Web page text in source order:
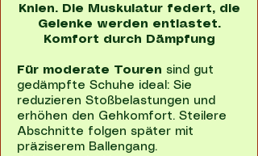
Knien. Die Muskulatur federt, die
Gelenke werden entlastet.
Komfort durch Dämpfung
Für moderate Touren sind gut
gedämpfte Schuhe ideal: Sie
reduzieren Stoßbelastungen und
erhöhen den Gehkomfort. Steilere
Abschnitte folgen später mit
präziserem Ballengang.